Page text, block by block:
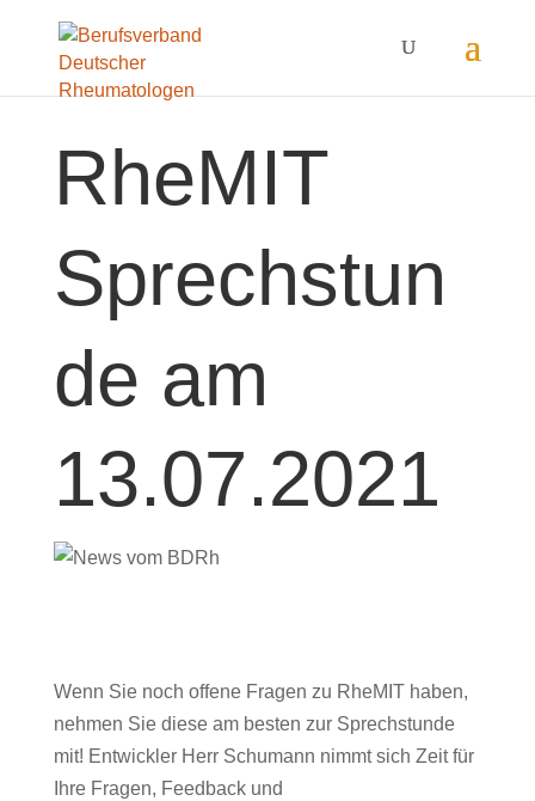
RheMIT
Sprechstun
de am
13.07.2021
Wenn Sie noch offene Fragen zu RheMIT haben,
nehmen Sie diese am besten zur Sprechstunde
mit! Entwickler Herr Schumann nimmt sich Zeit für
Ihre Fragen, Feedback und